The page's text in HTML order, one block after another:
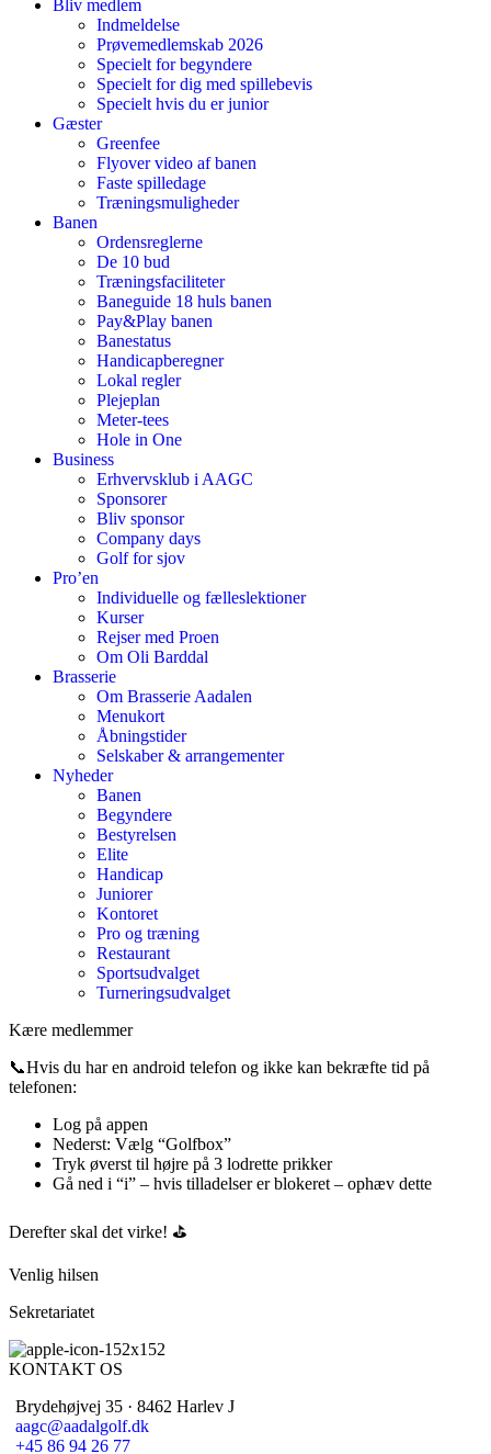
Bliv medlem
Indmeldelse
Prøvemedlemskab 2026
Specielt for begyndere
Specielt for dig med spillebevis
Specielt hvis du er junior
Gæster
Greenfee
Flyover video af banen
Faste spilledage
Træningsmuligheder
Banen
Ordensreglerne
De 10 bud
Træningsfaciliteter
Baneguide 18 huls banen
Pay&Play banen
Banestatus
Handicapberegner
Lokal regler
Plejeplan
Meter-tees
Hole in One
Business
Erhvervsklub i AAGC
Sponsorer
Bliv sponsor
Company days
Golf for sjov
Pro’en
Individuelle og fælleslektioner
Kurser
Rejser med Proen
Om Oli Barddal
Brasserie
Om Brasserie Aadalen
Menukort
Åbningstider
Selskaber & arrangementer
Nyheder
Banen
Begyndere
Bestyrelsen
Elite
Handicap
Juniorer
Kontoret
Pro og træning
Restaurant
Sportsudvalget
Turneringsudvalget
Kære medlemmer
📞Hvis du har en android telefon og ikke kan bekræfte tid på
telefonen:
Log på appen
Nederst: Vælg “Golfbox”
Tryk øverst til højre på 3 lodrette prikker
Gå ned i “i” – hvis tilladelser er blokeret – ophæv dette
Derefter skal det virke! ⛳
Venlig hilsen
Sekretariatet
KONTAKT OS
Brydehøjvej 35 · 8462 Harlev J
aagc@aadalgolf.dk
+45 86 94 26 77